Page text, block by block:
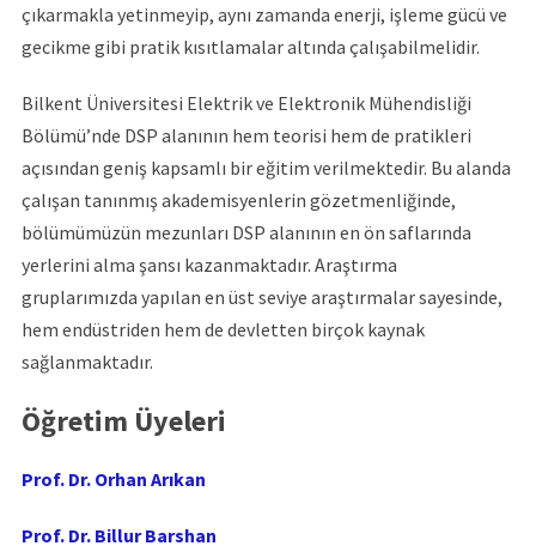
çıkarmakla yetinmeyip, aynı zamanda enerji, işleme gücü ve
gecikme gibi pratik kısıtlamalar altında çalışabilmelidir.
Bilkent Üniversitesi Elektrik ve Elektronik Mühendisliği
Bölümü’nde DSP alanının hem teorisi hem de pratikleri
açısından geniş kapsamlı bir eğitim verilmektedir. Bu alanda
çalışan tanınmış akademisyenlerin gözetmenliğinde,
bölümümüzün mezunları DSP alanının en ön saflarında
yerlerini alma şansı kazanmaktadır. Araştırma
gruplarımızda yapılan en üst seviye araştırmalar sayesinde,
hem endüstriden hem de devletten birçok kaynak
sağlanmaktadır.
Öğretim Üyeleri
Prof. Dr. Orhan Arıkan
Prof. Dr. Billur Barshan